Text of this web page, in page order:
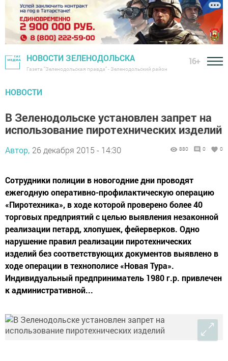
НОВОСТИ ЗЕЛЕНОДОЛЬСКА
Газета "Зеленодольская правда" - Зеленодольский район
16+
НОВОСТИ
В Зеленодольске установлен запрет на
использование пиротехнических изделий
Автор, 26 декабря 2015 - 14:30 880 0 0
Сотрудники полиции в новогодние дни проводят
ежегодную оперативно-профилактическую операцию
«Пиротехника», в ходе которой проверено более 40
торговых предприятий с целью выявления незаконной
реализации петард, хлопушек, фейерверков. Одно
нарушение правил реализации пиротехнических
изделий без соответствующих документов выявлено в
ходе операции в технополисе «Новая Тура».
Индивидуальный предприниматель 1980 г.р. привлечен
к административной...